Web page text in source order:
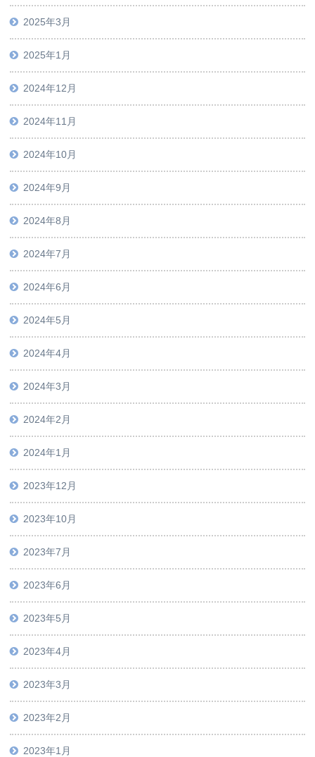
2025年3月
2025年1月
2024年12月
2024年11月
2024年10月
2024年9月
2024年8月
2024年7月
2024年6月
2024年5月
2024年4月
2024年3月
2024年2月
2024年1月
2023年12月
2023年10月
2023年7月
2023年6月
2023年5月
2023年4月
2023年3月
2023年2月
2023年1月